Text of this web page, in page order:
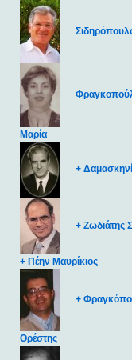
Μαρία
+
+ Ζωδιάτης
+ Πέην Μαυρίκιος
+
Ορέστης